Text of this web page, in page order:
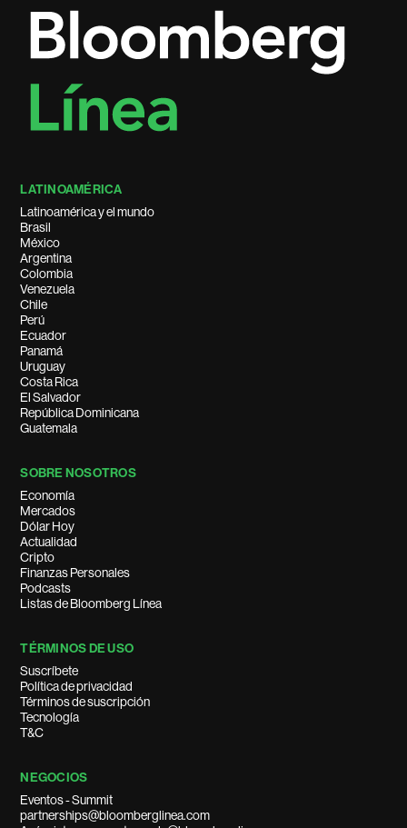
LATINOAMÉRICA
Latinoamérica y el mundo
Brasil
México
Argentina
Colombia
Venezuela
Chile
Perú
Ecuador
Panamá
Uruguay
Costa Rica
El Salvador
República Dominicana
Guatemala
SOBRE NOSOTROS
Economía
Mercados
Dólar Hoy
Actualidad
Cripto
Finanzas Personales
Podcasts
Listas de Bloomberg Línea
TÉRMINOS DE USO
Suscríbete
Política de privacidad
Términos de suscripción
Tecnología
T&C
NEGOCIOS
Eventos - Summit
partnerships@bloomberglinea.com